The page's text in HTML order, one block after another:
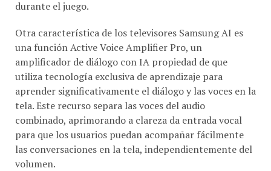
durante el juego.
Otra característica de los televisores Samsung AI es
una función Active Voice Amplifier Pro, un
amplificador de diálogo con IA propiedad de que
utiliza tecnología exclusiva de aprendizaje para
aprender significativamente el diálogo y las voces en la
tela. Este recurso separa las voces del audio
combinado, aprimorando a clareza da entrada vocal
para que los usuarios puedan acompañar fácilmente
las conversaciones en la tela, independientemente del
volumen.